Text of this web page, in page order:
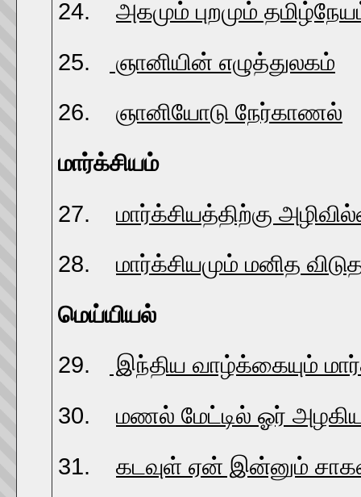
24. அகமும் புறமும்
25.
ஞானியின் எழுத்துலகம்
26. ஞானியோடு நேர்காணல்
மார்க்சியம்
27. மார்க்சியத்திற்கு
28. மார்க்சியமும் மனித
மெய்யியல்
29.
இந்திய வாழ்க்கையும்
30. மணல் மேட்டில் ஓர்
31. கடவுள் ஏன் இன்னும்